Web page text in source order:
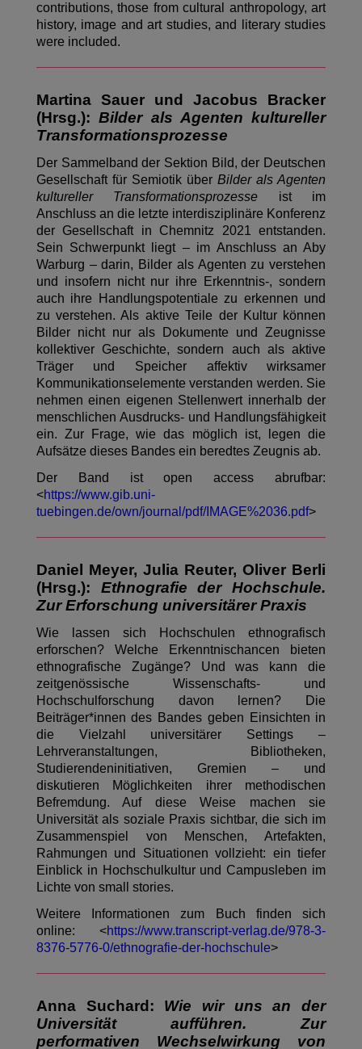
contributions, those from cultural anthropology, art
history, image and art studies, and literary studies
were included.
Martina Sauer und Jacobus Bracker
(Hrsg.):Bilder als Agenten kultureller
Transformationsprozesse
Der Sammelband der Sektion Bild, der Deutschen
Gesellschaft für Semiotik überBilder als Agenten
kultureller Transformationsprozesse ist im
Anschluss an die letzte interdisziplinäre Konferenz
der Gesellschaft in Chemnitz 2021 entstanden.
Sein Schwerpunkt liegt – im Anschluss an Aby
Warburg – darin, Bilder als Agenten zu verstehen
und insofern nicht nur ihre Erkenntnis-, sondern
auch ihre Handlungspotentiale zu erkennen und
zu verstehen. Als aktive Teile der Kultur können
Bilder nicht nur als Dokumente und Zeugnisse
kollektiver Geschichte, sondern auch als aktive
Träger und Speicher affektiv wirksamer
Kommunikationselemente verstanden werden. Sie
nehmen einen eigenen Stellenwert innerhalb der
menschlichen Ausdrucks- und Handlungsfähigkeit
ein. Zur Frage, wie das möglich ist, legen die
Aufsätze dieses Bandes ein beredtes Zeugnis ab.
Der Band ist open access abrufbar:
<https://www.gib.uni-
tuebingen.de/own/journal/pdf/IMAGE%2036.pdf>
Daniel Meyer, Julia Reuter, Oliver Berli
(Hrsg.): Ethnografie der Hochschule.
Zur Erforschung universitärer Praxis
Wie lassen sich Hochschulen ethnografisch
erforschen? Welche Erkenntnischancen bieten
ethnografische Zugänge? Und was kann die
zeitgenössische Wissenschafts- und
Hochschulforschung davon lernen? Die
Beiträger*innen des Bandes geben Einsichten in
die Vielzahl universitärer Settings –
Lehrveranstaltungen, Bibliotheken,
Studierendeninitiativen, Gremien – und
diskutieren Möglichkeiten ihrer methodischen
Befremdung. Auf diese Weise machen sie
Universität als soziale Praxis sichtbar, die sich im
Zusammenspiel von Menschen, Artefakten,
Rahmungen und Situationen vollzieht: ein tiefer
Einblick in Hochschulkultur und Campusleben im
Lichte von small stories.
Weitere Informationen zum Buch finden sich
online: <https://www.transcript-verlag.de/978-3-
8376-5776-0/ethnografie-der-hochschule>
Anna Suchard: Wie wir uns an der
Universität aufführen. Zur
performativen Wechselwirkung von